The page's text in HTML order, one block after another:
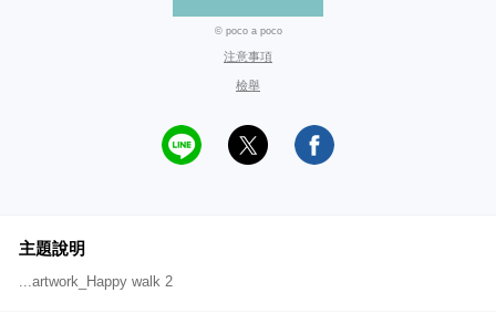
© poco a poco
注意事項
檢舉
主題說明
...artwork_Happy walk 2